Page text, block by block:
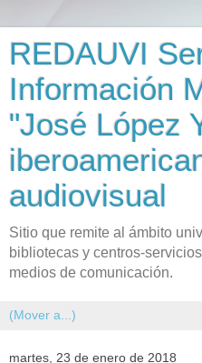
REDAUVI
Información
"José López
audiovisual
Sitio que remite al ámbito
bibliotecas y centros-
medios de comunicación.
martes, 23 de enero de 2018